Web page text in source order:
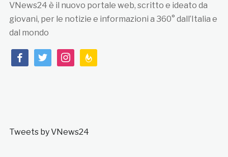
VNews24 è il nuovo portale web, scritto e ideato da
giovani, per le notizie e informazioni a 360° dall’Italia e
dal mondo
facebooktwitterinstagramfeedburner
Tweets by VNews24